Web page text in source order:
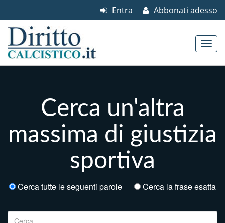
Abbonati adesso
Entra
Cerca un'altra
massima di giustizia
sportiva
Cerca tutte le seguenti parole Cerca la frase esatta
Ricerca per: